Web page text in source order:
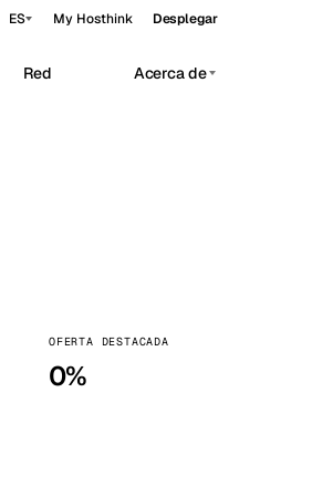
ES My Hosthink Desplegar
Red Acerca de
OFERTA DESTACADA
0%